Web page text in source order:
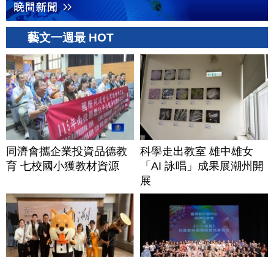
藝文一週最 HOT
同濟會攜企業投資品德教
育 七校國小獲教材資源
科學走出教室 雄中雄女
「AI 詠唱」成果展潮州開
展